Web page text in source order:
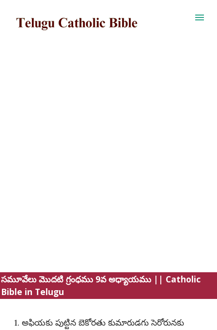
సమూవేలు మొదటి గ్రంధము 9వ అధ్యాయము || Catholic
Bible in Telugu
1. అఫియకు పుట్టిన బెకోరతు కుమారుడగు సెరోరునకు